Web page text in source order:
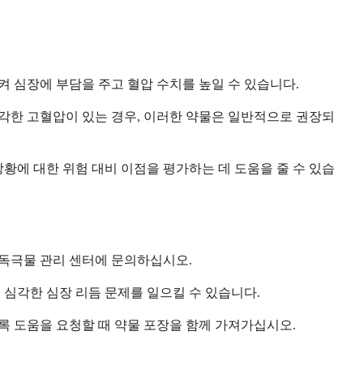
심장에 부담을 주고 혈압 수치를 높일 수 있습니다.
고혈압이 있는 경우, 이러한 약물은 일반적으로 권장되
에 대한 위험 대비 이점을 평가하는 데 도움을 줄 수 있습
극물 관리 센터에 문의하십시오.
각한 심장 리듬 문제를 일으킬 수 있습니다.
도움을 요청할 때 약물 포장을 함께 가져가십시오.